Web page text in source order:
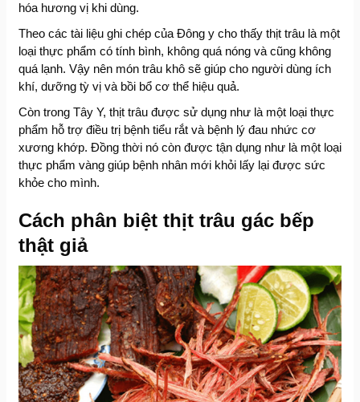
hóa hương vị khi dùng.
Theo các tài liệu ghi chép của Đông y cho thấy thịt trâu là một
loại thực phẩm có tính bình, không quá nóng và cũng không
quá lạnh. Vậy nên món trâu khô sẽ giúp cho người dùng ích
khí, dưỡng tỳ vị và bồi bổ cơ thể hiệu quả.
Còn trong Tây Y, thịt trâu được sử dụng như là một loại thực
phẩm hỗ trợ điều trị bệnh tiểu rắt và bệnh lý đau nhức cơ
xương khớp. Đồng thời nó còn được tận dụng như là một loại
thực phẩm vàng giúp bệnh nhân mới khỏi lấy lại được sức
khỏe cho mình.
Cách phân biệt thịt trâu gác bếp
thật giả